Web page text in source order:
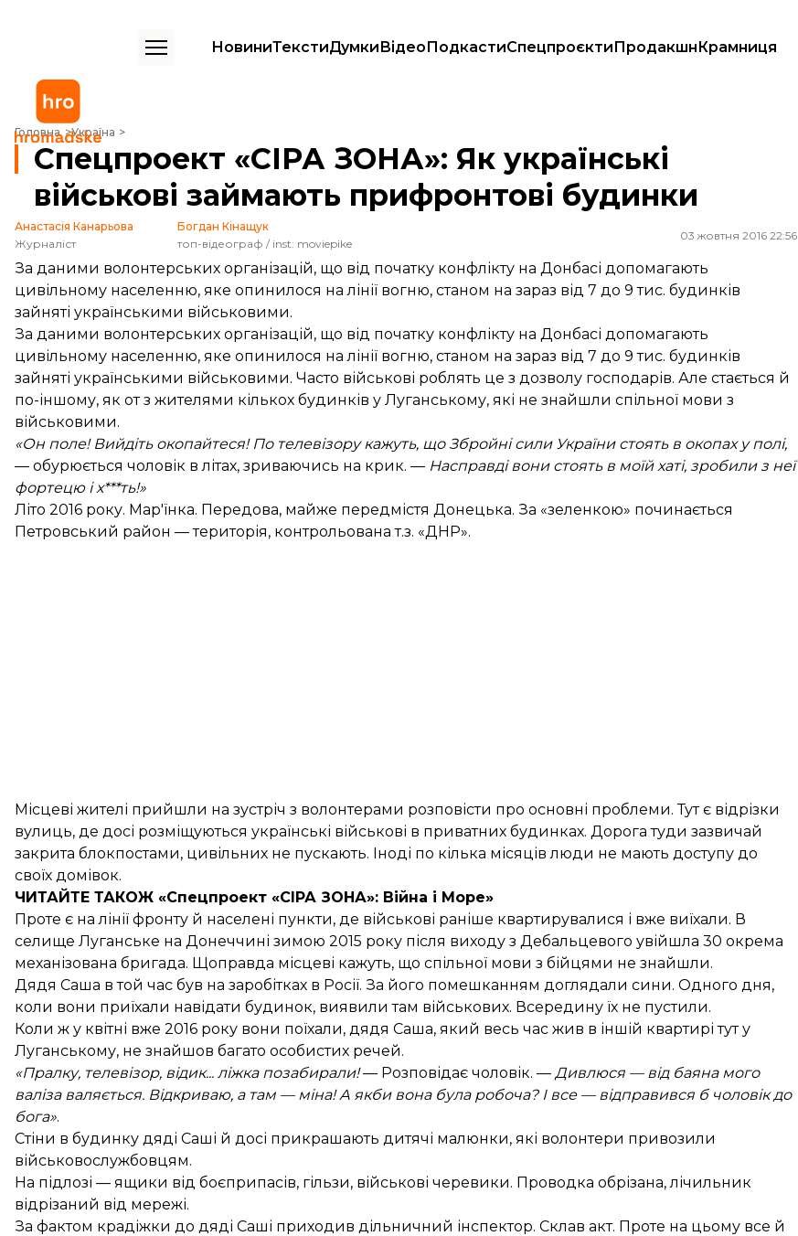
НовиниТекстиДумкиВідеоПодкастиСпецпроєктиПродакшнКрамниця
Головна Україна
Спецпроект «CІРА ЗОНА»: Як українські військові займають прифронтові будинки
Спецпроект «CІРА ЗОНА»: Як українські
військові займають прифронтові будинки
Анастасія Канарьова
Журналіст
Богдан Кінащук
топ-відеограф / inst: moviepike
03 жовтня 2016 22:56
За даними волонтерських організацій, що від початку конфлікту на Донбасі допомагають
цивільному населенню, яке опинилося на лінії вогню, станом на зараз від 7 до 9 тис. будинків
зайняті українськими військовими.
За даними волонтерських організацій, що від початку конфлікту на Донбасі допомагають
цивільному населенню, яке опинилося на лінії вогню, станом на зараз від 7 до 9 тис. будинків
зайняті українськими військовими. Часто військові роблять це з дозволу господарів. Але стається й
по-іншому, як от з жителями кількох будинків у Луганському, які не знайшли спільної мови з
військовими.
«Он поле! Вийдіть окопайтеся! По телевізору кажуть, що Збройні сили України стоять в окопах у полі,
— обурюється чоловік в літах, зриваючись на крик. — Насправді вони стоять в моїй хаті, зробили з неї
фортецю і х***ть!»
Літо 2016 року. Мар'їнка. Передова, майже передмістя Донецька. За «зеленкою» починається
Петровський район — територія, контрольована т.з. «ДНР».
Місцеві жителі прийшли на зустріч з волонтерами розповісти про основні проблеми. Тут є відрізки
вулиць, де досі розміщуються українські військові в приватних будинках. Дорога туди зазвичай
закрита блокпостами, цивільних не пускають. Іноді по кілька місяців люди не мають доступу до
своїх домівок.
ЧИТАЙТЕ ТАКОЖ «Спецпроект «CІРА ЗОНА»: Війна і Море»
Проте є на лінії фронту й населені пункти, де військові раніше квартирувалися і вже виїхали. В
селище Луганське на Донеччині зимою 2015 року після виходу з Дебальцевого увійшла 30 окрема
механізована бригада. Щоправда місцеві кажуть, що спільної мови з бійцями не знайшли.
Дядя Саша в той час був на заробітках в Росії. За його помешканням доглядали сини. Одного дня,
коли вони приїхали навідати будинок, виявили там військових. Всередину їх не пустили.
Коли ж у квітні вже 2016 року вони поїхали, дядя Саша, який весь час жив в іншій квартирі тут у
Луганському, не знайшов багато особистих речей.
«Пралку, телевізор, відик... ліжка позабирали!— Розповідає чоловік. — Дивлюся — від баяна мого
валіза валяється. Відкриваю, а там — міна! А якби вона була робоча? І все — відправився б чоловік до
бога».
Стіни в будинку дяді Саші й досі прикрашають дитячі малюнки, які волонтери привозили
військовослужбовцям.
На підлозі — ящики від боєприпасів, гільзи, військові черевики. Проводка обрізана, лічильник
відрізаний від мережі.
За фактом крадіжки до дяді Саші приходив дільничний інспектор. Склав акт. Проте на цьому все й